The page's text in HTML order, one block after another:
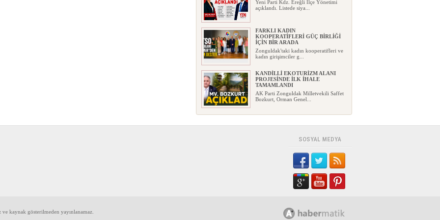
Yeni Parti Kdz. Ereğli İlçe Yönetimi
açıklandı. Listede siya...
FARKLI KADIN
KOOPERATİFLERİ GÜÇ BİRLİĞİ
İÇİN BİR ARADA
Zonguldak'taki kadın kooperatifleri ve
kadın girişimciler g...
KANDİLLİ EKOTURİZM ALANI
PROJESİNDE İLK İHALE
TAMAMLANDI
AK Parti Zonguldak Milletvekili Saffet
Bozkurt, Orman Genel...
2026-2027 DÖNEMİ ÖNCESİNDE
Müdürlüğü, 2026-2027 eğitim ö...
TMO KABUKLU FINDIK ALIM
FİYATLARINI AÇIKLADI
Toprak Mahsulleri Ofisi (TMO),
2026/2027 dönemi kabuklu fın...
KURUCU İL YÖNETİMİ GÖREVE
SOSYAL MEDYA
kaynak gösterilmeden yayınlanamaz.